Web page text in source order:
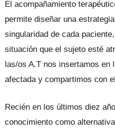
El acompañamiento
permite diseñar una
singularidad de cada
situación que el sujeto esté
las/os A.T nos insertamos en
afectada y compartimos con
Recién en los últimos diez
conocimiento como